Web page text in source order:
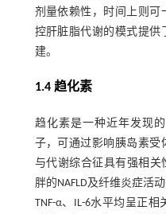
剂量依赖性，时间上则可
控肝脏脂代谢的模式提供
建。
1.4 趋化素
趋化素是一种近年发现
子，可通过影响胰岛素受
与代谢综合征具有强相关
胖的NAFLD及纤维炎症活
TNF-α、IL-6水平均呈正